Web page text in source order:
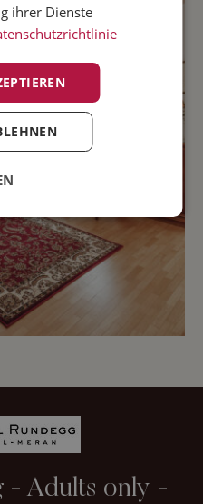
- Adults only -
ihrer Dienste